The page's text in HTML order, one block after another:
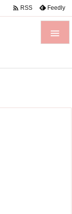

 RSS Feedly